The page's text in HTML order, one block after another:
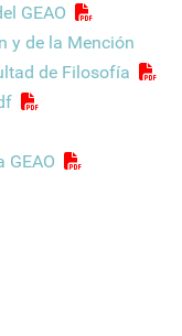
GEAO
y de la Mención
de Filosofía
GEAO